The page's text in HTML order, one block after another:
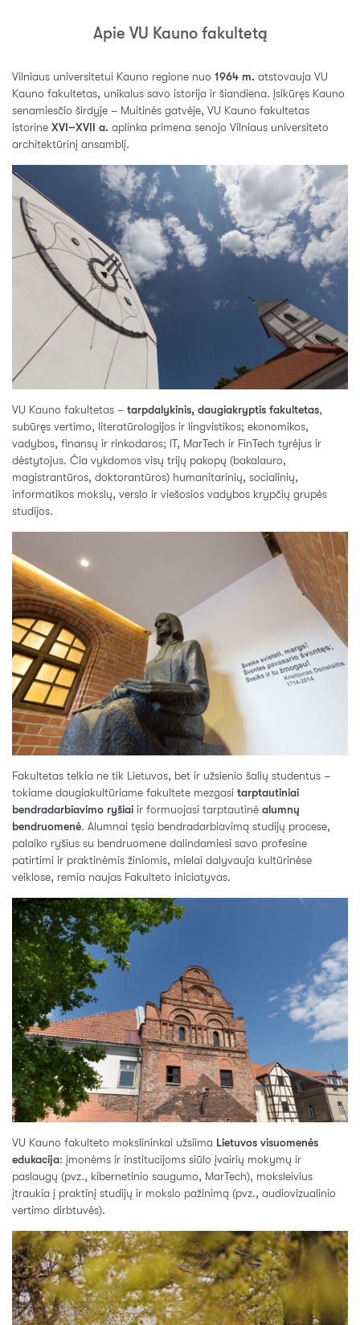
Apie VU Kauno fakultetą
Vilniaus universitetui Kauno regione nuo 1964 m. atstovauja VU
Kauno fakultetas, unikalus savo istorija ir šiandiena. Įsikūręs Kauno
senamiesčio širdyje – Muitinės gatvėje, VU Kauno fakultetas
istorine XVI–XVII a. aplinka primena senojo Vilniaus universiteto
architektūrinį ansamblį.
VU Kauno fakultetas – tarpdalykinis, daugiakryptis fakultetas,
subūręs vertimo, literatūrologijos ir lingvistikos; ekonomikos,
vadybos, ﬁnansų ir rinkodaros; IT, MarTech ir FinTech tyrėjus ir
dėstytojus. Čia vykdomos visų trijų pakopų (bakalauro,
magistrantūros, doktorantūros) humanitarinių, socialinių,
informatikos mokslų, verslo ir viešosios vadybos krypčių grupės
studijos.
Fakultetas telkia ne tik Lietuvos, bet ir užsienio šalių studentus –
tokiame daugiakultūriame fakultete mezgasi tarptautiniai
bendradarbiavimo ryšiai ir formuojasi tarptautinė alumnų
bendruomenė. Alumnai tęsia bendradarbiavimą studijų procese,
palaiko ryšius su bendruomene dalindamiesi savo profesine
patirtimi ir praktinėmis žiniomis, mielai dalyvauja kultūrinėse
veiklose, remia naujas Fakulteto iniciatyvas.
VU Kauno fakulteto mokslininkai užsiima Lietuvos visuomenės
edukacija: įmonėms ir institucijoms siūlo įvairių mokymų ir
paslaugų (pvz., kibernetinio saugumo, MarTech), moksleivius
įtraukia į praktinį studijų ir mokslo pažinimą (pvz., audiovizualinio
vertimo dirbtuvės).